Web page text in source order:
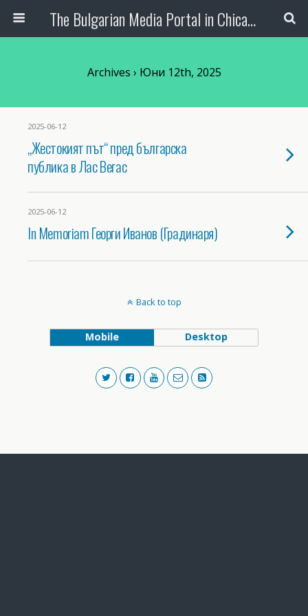
The Bulgarian Media Portal in Chicago
Archives › Юни 12th, 2025
2025-06-12
„Жестокият път“ пред българска
публика в Лас Вегас
2025-06-12
In Memoriam Георги Иванов (Градинаря)
Back to top
Mobile Desktop